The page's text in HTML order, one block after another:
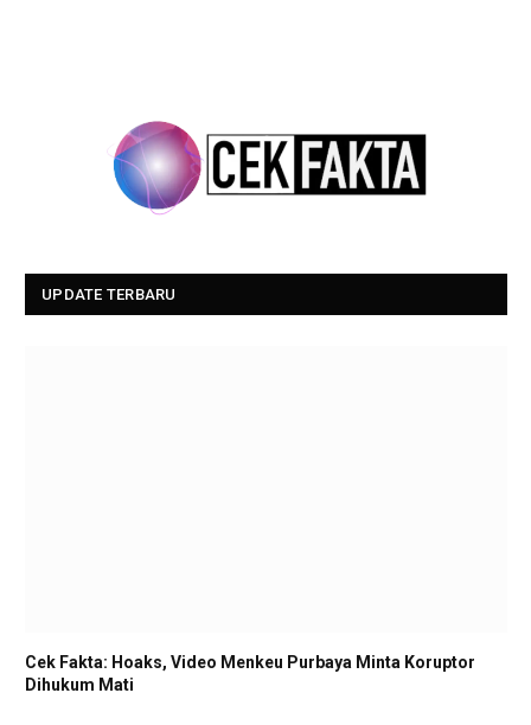
UPDATE TERBARU
Cek Fakta: Hoaks, Video Menkeu Purbaya Minta Koruptor
Dihukum Mati